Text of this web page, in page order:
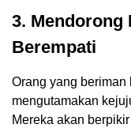
3. Mendorong
Berempati
Orang yang
mengutamakan
Mereka akan